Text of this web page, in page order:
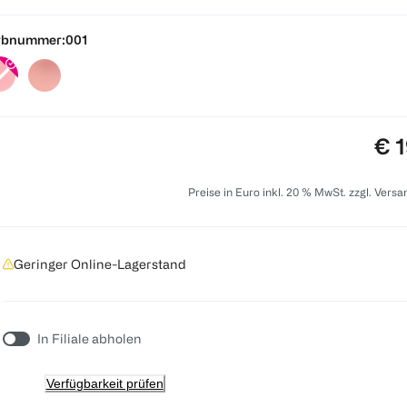
001
€
Preise in Euro inkl. 20 % MwSt. zzgl.
Geringer Online-Lagerstand
In Filiale abholen
Verfügbarkeit prüfen